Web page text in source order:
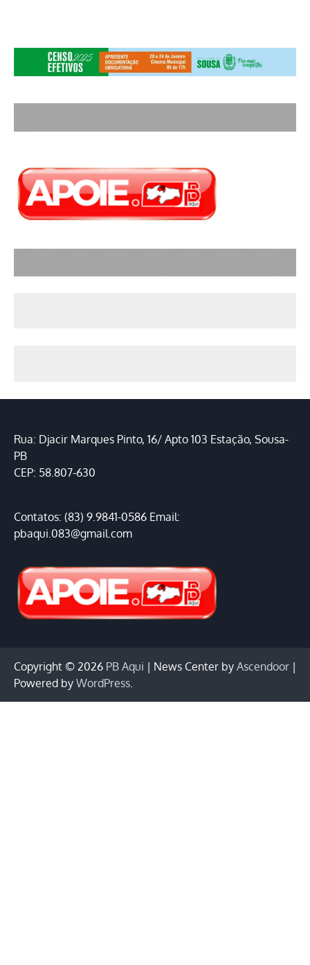
Rua: Djacir Marques Pinto, 16/ Apto 103 Estação, Sousa-
PB
CEP: 58.807-630
Contatos: (83) 9.9841-0586 Email:
pbaqui.083@gmail.com
Copyright © 2026 PB Aqui | News Center by Ascendoor |
Powered by WordPress.